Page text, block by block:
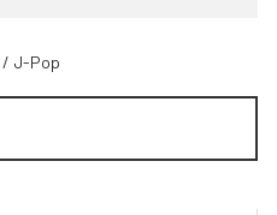
/ J-Pop